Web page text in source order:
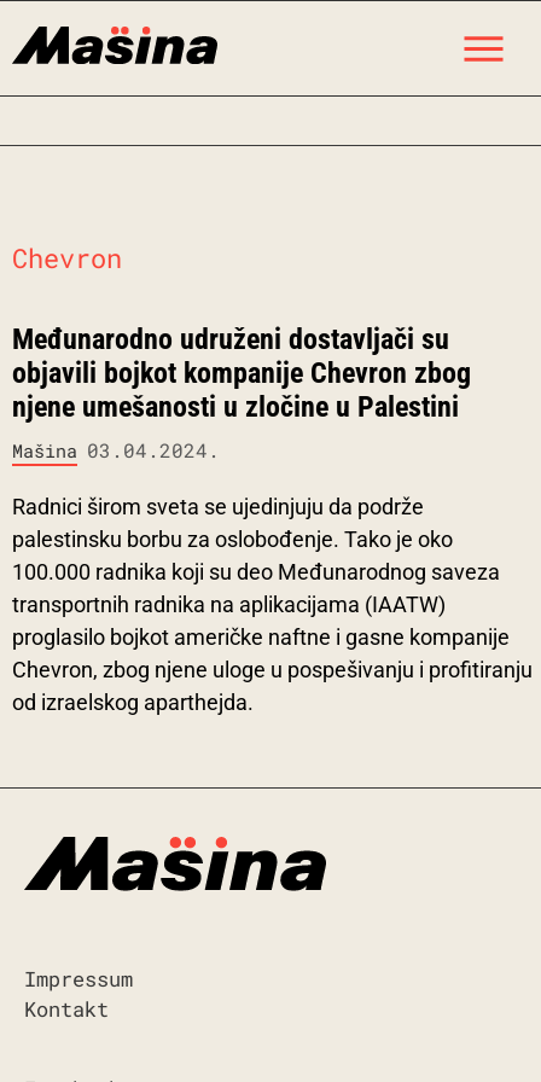
Chevron
Međunarodno udruženi dostavljači su
objavili bojkot kompanije Chevron zbog
njene umešanosti u zločine u Palestini
Mašina 03.04.2024.
Radnici širom sveta se ujedinjuju da podrže
palestinsku borbu za oslobođenje. Tako je oko
100.000 radnika koji su deo Međunarodnog saveza
transportnih radnika na aplikacijama (IAATW)
proglasilo bojkot američke naftne i gasne kompanije
Chevron, zbog njene uloge u pospešivanju i profitiranju
od izraelskog aparthejda.
Impressum
Kontakt